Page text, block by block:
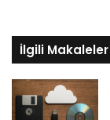
İlgili Makaleler